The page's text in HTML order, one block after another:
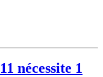
nécessite 1